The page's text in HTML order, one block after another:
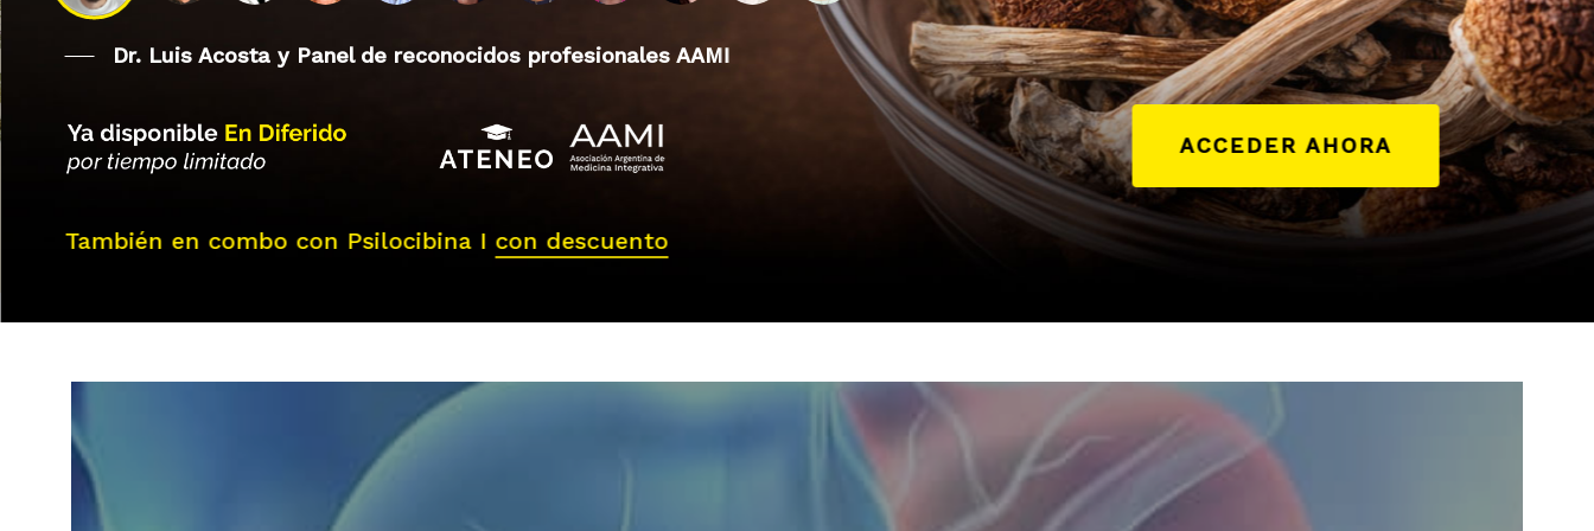
Dr. Luis Acosta y Panel de reconocidos profesionales AAMI
ACCEDER AHORA
También en combo con Psilocibina I con descuento